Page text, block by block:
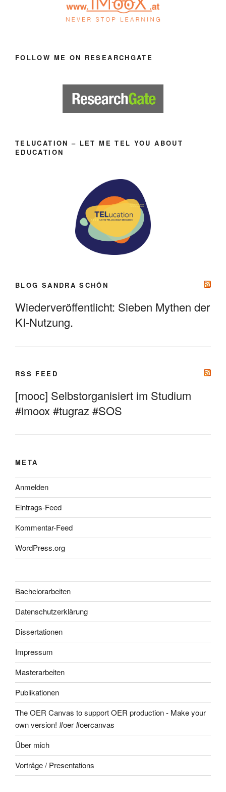
FOLLOW ME ON RESEARCHGATE
TELUCATION – LET ME TEL YOU ABOUT
EDUCATION
BLOG SANDRA SCHÖN
Wiederveröffentlicht: Sieben Mythen der
KI-Nutzung.
RSS FEED
[mooc] Selbstorganisiert im Studium
#imoox #tugraz #SOS
META
Anmelden
Eintrags-Feed
Kommentar-Feed
WordPress.org
Bachelorarbeiten
Datenschutzerklärung
Dissertationen
Impressum
Masterarbeiten
Publikationen
The OER Canvas to support OER production - Make your
own version! #oer #oercanvas
Über mich
Vorträge / Presentations